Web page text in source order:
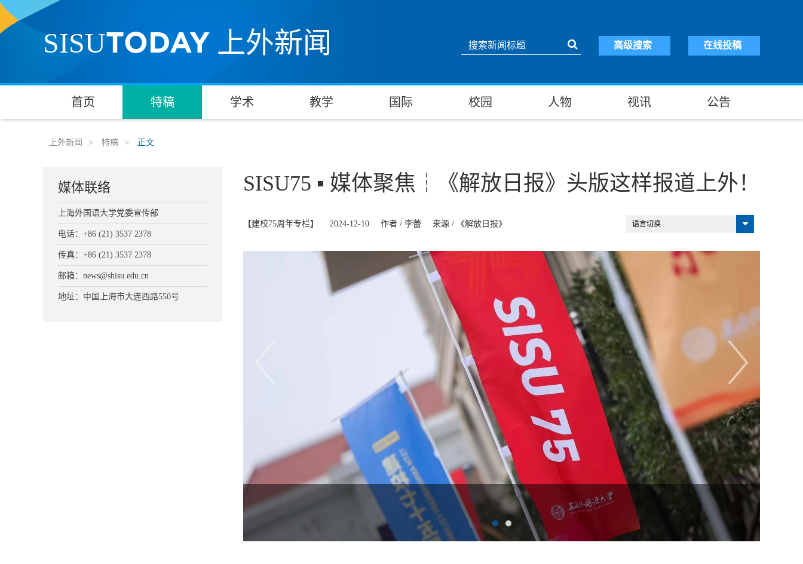
SISUTODAY 上外新闻 在线投稿
高级搜索
首页 特稿 学术 教学 国际 校园 人物 视讯 公告
上外新闻 > 特稿 > 正文
SISU75 ▪ 媒体聚焦┆《解放日报》头版这样报道上外！
【建校75周年专栏】 2024-12-10 作者 / 李蕾 来源 / 《解放日报》 语言切换
媒体联络
上海外国语大学党委宣传部
电话：+86 (21) 3537 2378
传真：+86 (21) 3537 2378
邮箱：news@shisu.edu.cn
地址：中国上海市大连西路550号